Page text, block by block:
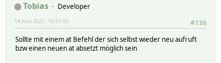
Tobias
Developer
#136
14 Juni 2021, 16:51:50
Sollte mit einem at Befehl der sich selbst wieder neu aufruft
bzw einen neuen at absetzt möglich sein